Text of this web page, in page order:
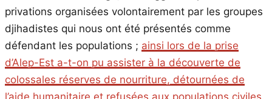
privations organisées volontairement par les groupes
djihadistes qui nous ont été présentés comme
défendant les populations ; ainsi lors de la prise
d’Alep-Est a-t-on pu assister à la découverte de
colossales réserves de nourriture, détournées de